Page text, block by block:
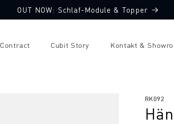
OUT NOW: Schlaf-Module & Topper
Contract Cubit Story Kontakt &
SKU:
RK092